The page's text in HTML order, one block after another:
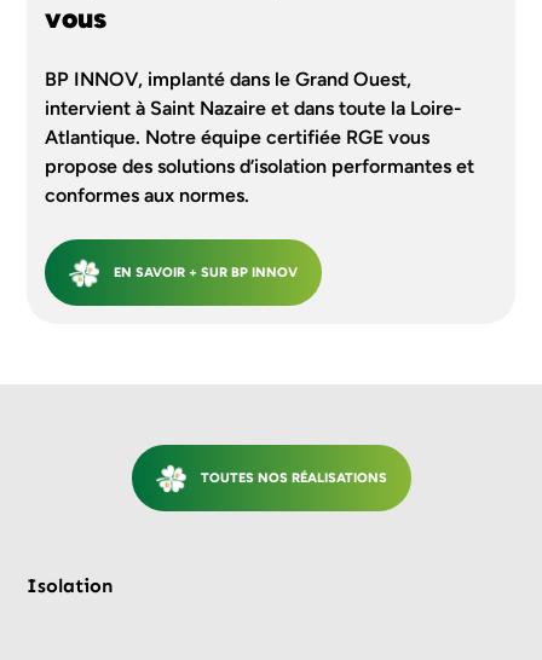
vous
BP INNOV, implanté dans le Grand Ouest,
intervient à Saint Nazaire et dans toute la Loire-
Atlantique. Notre équipe certifiée RGE vous
propose des solutions d’isolation performantes et
conformes aux normes.
EN SAVOIR + SUR BP INNOV
TOUTES NOS RÉALISATIONS
Isolation